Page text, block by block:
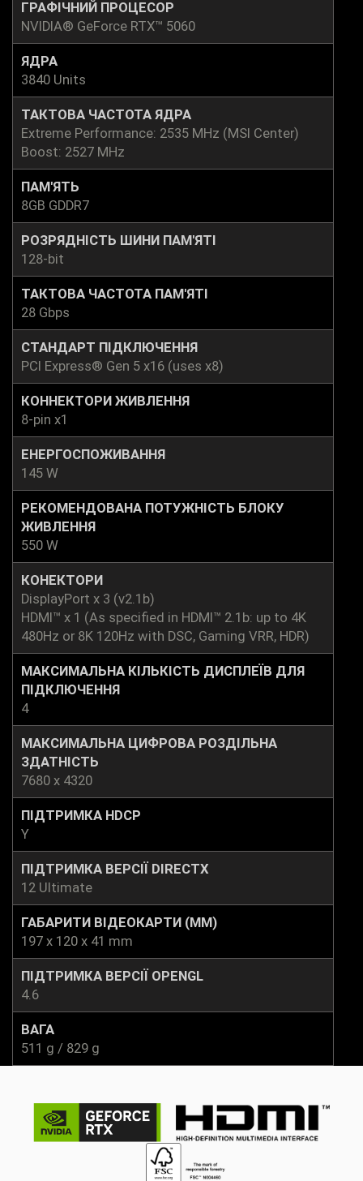
ГРАФІЧНИЙ ПРОЦЕСОР
NVIDIA® GeForce RTX™ 5060
ЯДРА
3840 Units
ТАКТОВА ЧАСТОТА ЯДРА
Extreme Performance: 2535 MHz (MSI Center)
Boost: 2527 MHz
ПАМ'ЯТЬ
8GB GDDR7
РОЗРЯДНІСТЬ ШИНИ ПАМ'ЯТІ
128-bit
ТАКТОВА ЧАСТОТА ПАМ'ЯТІ
28 Gbps
СТАНДАРТ ПІДКЛЮЧЕННЯ
PCI Express® Gen 5 x16 (uses x8)
КОННЕКТОРИ ЖИВЛЕННЯ
8-pin x1
ЕНЕРГОСПОЖИВАННЯ
145 W
РЕКОМЕНДОВАНА ПОТУЖНІСТЬ БЛОКУ
ЖИВЛЕННЯ
550 W
КОНЕКТОРИ
DisplayPort x 3 (v2.1b)
HDMI™ x 1 (As specified in HDMI™ 2.1b: up to 4K
480Hz or 8K 120Hz with DSC, Gaming VRR, HDR)
МАКСИМАЛЬНА КІЛЬКІСТЬ ДИСПЛЕЇВ ДЛЯ
ПІДКЛЮЧЕННЯ
4
МАКСИМАЛЬНА ЦИФРОВА РОЗДІЛЬНА
ЗДАТНІСТЬ
7680 x 4320
ПІДТРИМКА HDCP
Y
ПІДТРИМКА ВЕРСІЇ DIRECTX
12 Ultimate
ГАБАРИТИ ВІДЕОКАРТИ (ММ)
197 x 120 x 41 mm
ПІДТРИМКА ВЕРСІЇ OPENGL
4.6
ВАГА
511 g / 829 g